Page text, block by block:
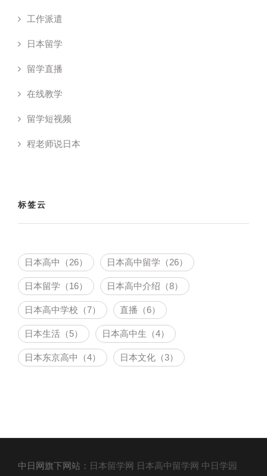
工作派遣
日本留学
留学直播
在线教学
留学短视频
程老师说日本
标签云
日本高中（26） 日本高中留学（26）
日本留学（16） 日本高中介绍（8）
日本高中学校（7） 直播（6）
日本生活（5） 日本高中生（4）
日本东京高中（4） 日本文化（3）
中日网旗下网站： 日本留学网 日本高中留学网 中日学园